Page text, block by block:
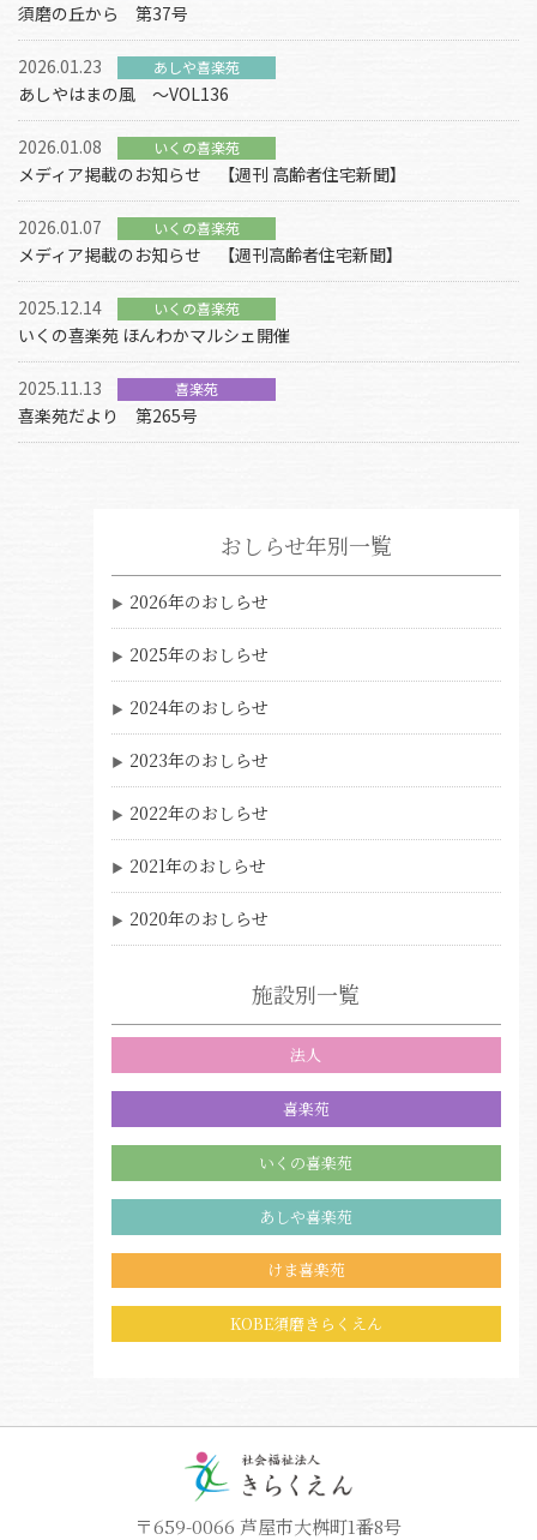
おしらせ年別一覧
2026年のおしらせ
2025年のおしらせ
2024年のおしらせ
2023年のおしらせ
2022年のおしらせ
2021年のおしらせ
2020年のおしらせ
施設別一覧
法人
喜楽苑
いくの喜楽苑
あしや喜楽苑
けま喜楽苑
KOBE須磨きらくえん
須磨の丘から 第37号
2026.01.23 あしや喜楽苑
あしやはまの風 ～VOL136
2026.01.08 いくの喜楽苑
メディア掲載のお知らせ 【週刊 高齢者住宅新聞】
2026.01.07 いくの喜楽苑
メディア掲載のお知らせ 【週刊高齢者住宅新聞】
2025.12.14 いくの喜楽苑
いくの喜楽苑 ほんわかマルシェ開催
2025.11.13 喜楽苑
喜楽苑だより 第265号
〒659-0066 芦屋市大桝町1番8号